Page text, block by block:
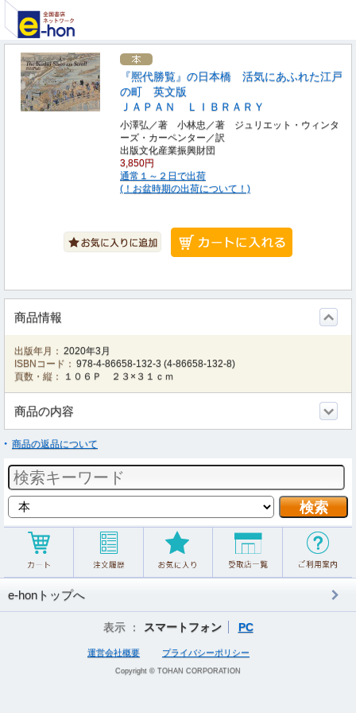
『熈代勝覧』の日本橋 活気にあふれた江戸
の町 英文版
ＪＡＰＡＮ ＬＩＢＲＡＲＹ
小澤弘／著 小林忠／著 ジュリエット・ウィンタ
ーズ・カーペンター／訳
出版文化産業振興財団
3,850円
通常１～２日で出荷
(！お盆時期の出荷について！)
商品情報
出版年月： 2020年3月
ISBNコード： 978-4-86658-132-3 (4-86658-132-8)
頁数・縦：
１０６Ｐ ２３×３１ｃｍ
商品の内容
商品の返品について
e-honトップへ
表示 ： スマートフォン PC
運営会社概要 プライバシーポリシー
Copyright © TOHAN CORPORATION